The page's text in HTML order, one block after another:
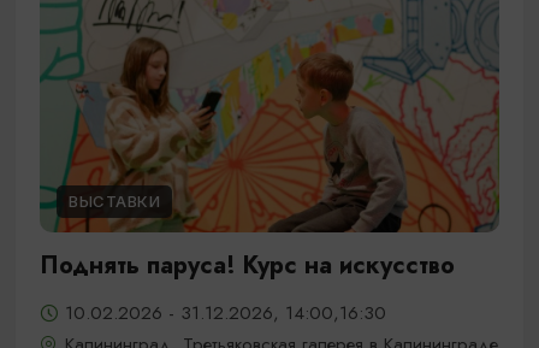
ВЫСТАВКИ
Поднять паруса! Курс на искусство
10.02.2026 - 31.12.2026, 14:00,16:30